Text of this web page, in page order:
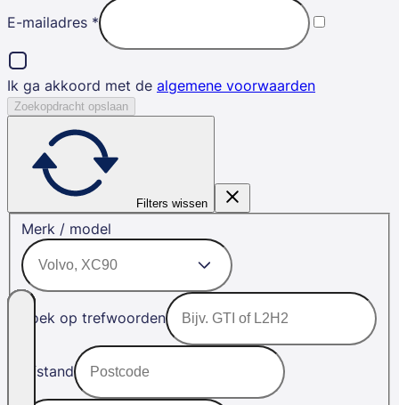
E-mailadres *
Ik ga akkoord met de algemene voorwaarden
Zoekopdracht opslaan
Filters wissen
Merk / model
Zoek op trefwoorden
Afstand